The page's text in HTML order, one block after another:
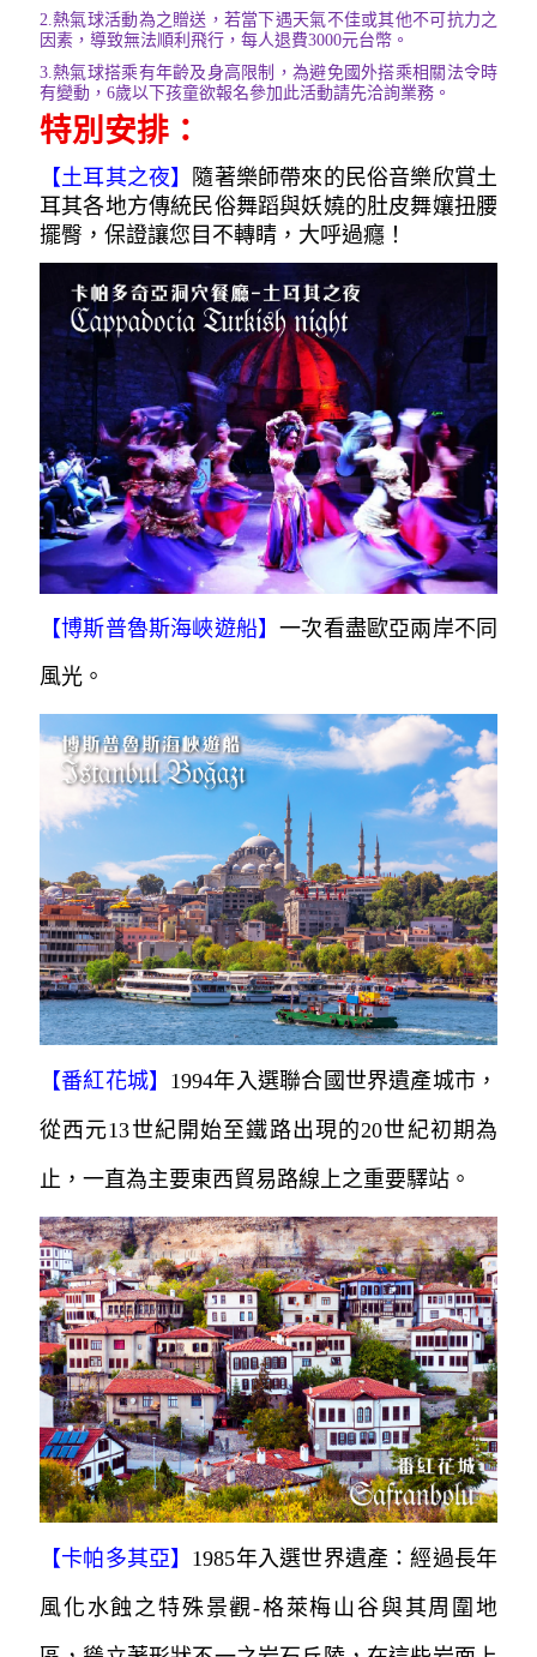
2. 熱氣球活動為之贈送，若當下遇天氣不佳或其他不可抗力之
因素，導致無法順利飛行，每人退費3000元台幣。
3. 熱氣球搭乘有年齡及身高限制，為避免國外搭乘相關法令時
有變動，6歲以下孩童欲報名參加此活動請先洽詢業務。
特別安排：
【土耳其之夜】 隨著樂師帶來的民俗音樂欣賞土
耳其各地方傳統民俗舞蹈與妖嬈的肚皮舞孃扭腰
擺臀，保證讓您目不轉睛，大呼過癮！
【博斯普魯斯海峽遊船】一次看盡歐亞兩岸不同
風光。
【番紅花城】 1994年入選聯合國世界遺產城市，
從西元13世紀開始至鐵路出現的20世紀初期為
止，一直為主要東西貿易路線上之重要驛站。
【卡帕多其亞】 1985年入選世界遺產：經過長年
風化水蝕之特殊景觀-格萊梅山谷與其周圍地